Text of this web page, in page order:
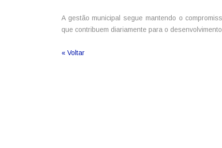
A gestão municipal segue mantendo o
que contribuem diariamente para o
« Voltar